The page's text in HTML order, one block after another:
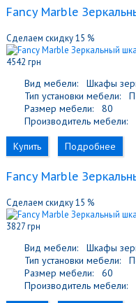
Fancy Marble
Сделаем скидку 15 %
4542 грн
Вид мебели:
Шкафы
Тип установки мебели:
Размер мебели:
80
Производитель мебели:
Купить
Подробнее
Fancy Marble
Сделаем скидку 15 %
3827 грн
Вид мебели:
Шкафы
Тип установки мебели:
Размер мебели:
60
Производитель мебели: